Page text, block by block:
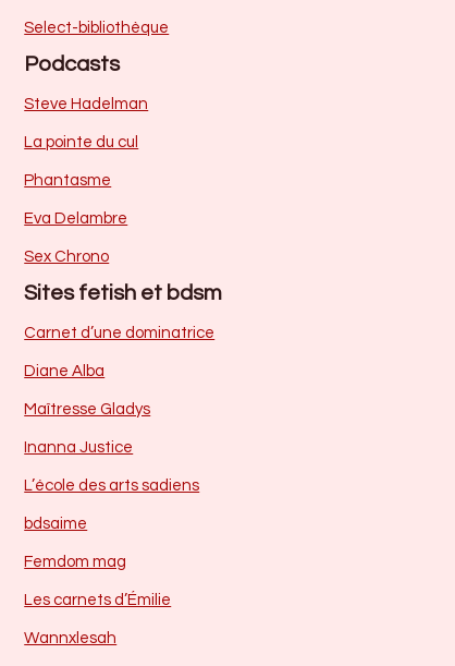
Select-bibliothèque
Podcasts
Steve Hadelman
La pointe du cul
Phantasme
Eva Delambre
Sex Chrono
Sites fetish et bdsm
Carnet d’une dominatrice
Diane Alba
Maîtresse Gladys
Inanna Justice
L’école des arts sadiens
bdsaime
Femdom mag
Les carnets d’Émilie
Wannxlesah